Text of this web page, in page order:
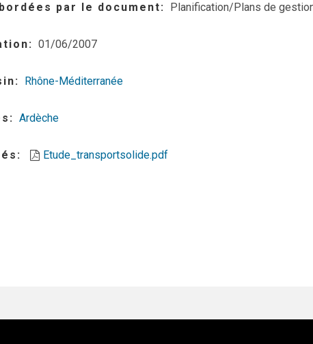
par le document Planification/Plans de
01/06/2007
Rhône-Méditerranée
Ardèche
Etude_transportsolide.pdf